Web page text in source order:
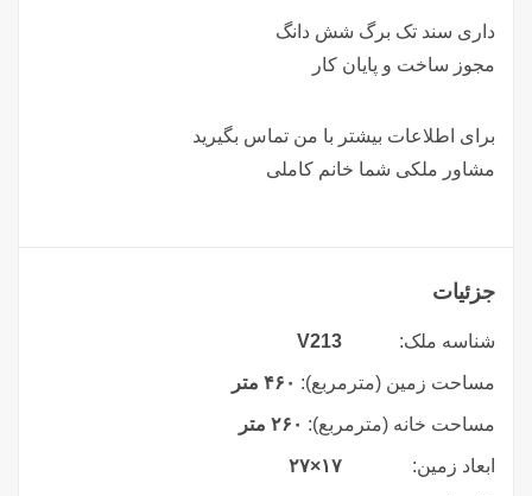
داری سند تک برگ شش دانگ
مجوز ساخت و پایان کار
برای اطلاعات بیشتر با من تماس بگیرید
مشاور ملکی شما خانم کاملی
جزئیات
شناسه ملک: V213
مساحت زمین (مترمربع): ۴۶۰ متر
مساحت خانه (مترمربع): ۲۶۰ متر
ابعاد زمین: ۱۷×۲۷